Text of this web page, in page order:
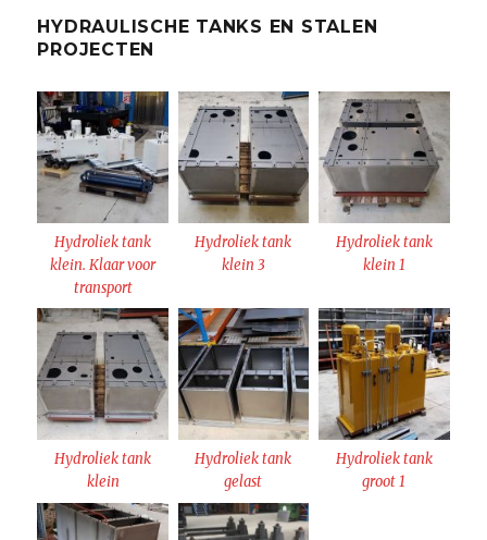
HYDRAULISCHE TANKS EN STALEN
PROJECTEN
Hydroliek tank
klein. Klaar voor
transport
Hydroliek tank
klein 3
Hydroliek tank
klein 1
Hydroliek tank
klein
Hydroliek tank
gelast
Hydroliek tank
groot 1